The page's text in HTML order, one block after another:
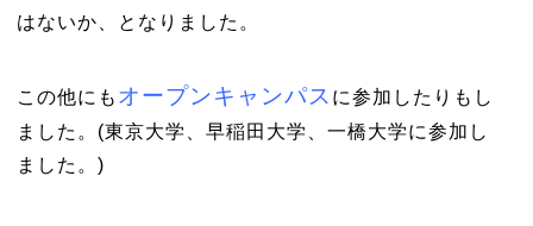
はないか、となりました。
この他にも オープンキャンパス に参加したりもし
ました。(東京大学、早稲田大学、一橋大学に参加し
ました。)